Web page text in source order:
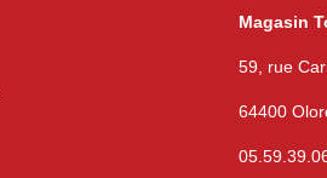
Magasin
59, rue
64400